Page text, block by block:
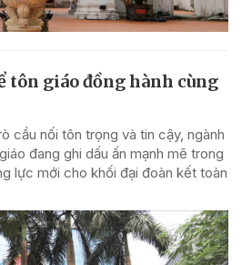
tôn giáo đồng hành cùng
cầu nối tôn trọng và tin cậy, ngành
đang ghi dấu ấn mạnh mẽ trong
lực mới cho khối đại đoàn kết toàn